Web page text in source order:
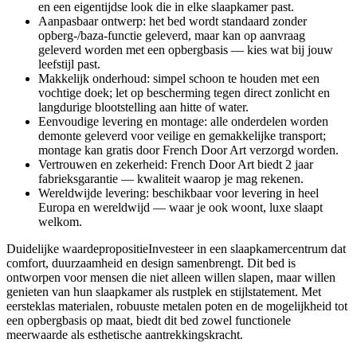
en een eigentijdse look die in elke slaapkamer past.
Aanpasbaar ontwerp: het bed wordt standaard zonder
opberg-/baza-functie geleverd, maar kan op aanvraag
geleverd worden met een opbergbasis — kies wat bij jouw
leefstijl past.
Makkelijk onderhoud: simpel schoon te houden met een
vochtige doek; let op bescherming tegen direct zonlicht en
langdurige blootstelling aan hitte of water.
Eenvoudige levering en montage: alle onderdelen worden
demonte geleverd voor veilige en gemakkelijke transport;
montage kan gratis door French Door Art verzorgd worden.
Vertrouwen en zekerheid: French Door Art biedt 2 jaar
fabrieksgarantie — kwaliteit waarop je mag rekenen.
Wereldwijde levering: beschikbaar voor levering in heel
Europa en wereldwijd — waar je ook woont, luxe slaapt
welkom.
Duidelijke waardepropositieInvesteer in een slaapkamercentrum dat
comfort, duurzaamheid en design samenbrengt. Dit bed is
ontworpen voor mensen die niet alleen willen slapen, maar willen
genieten van hun slaapkamer als rustplek en stijlstatement. Met
eersteklas materialen, robuuste metalen poten en de mogelijkheid tot
een opbergbasis op maat, biedt dit bed zowel functionele
meerwaarde als esthetische aantrekkingskracht.